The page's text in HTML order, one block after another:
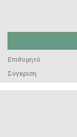
Επιθυμητό
Σύγκριση